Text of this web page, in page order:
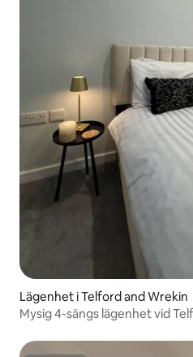
Lägenhet i Telford and Wrekin
Mysig 4-sängs lägenhet vid